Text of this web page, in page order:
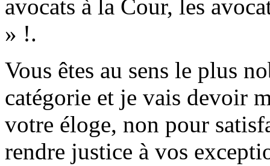
avocats à la Cour, les
» !.
Vous êtes au sens le plus
catégorie et je vais devoir
votre éloge, non pour
rendre justice à vos